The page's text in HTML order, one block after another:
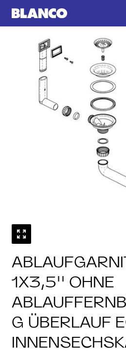
1X3,5'' OHNE
G ÜBERLAUF